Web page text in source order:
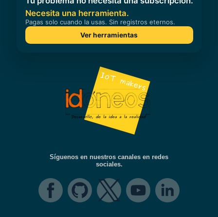
Síguenos en nuestros canales en redes
sociales.